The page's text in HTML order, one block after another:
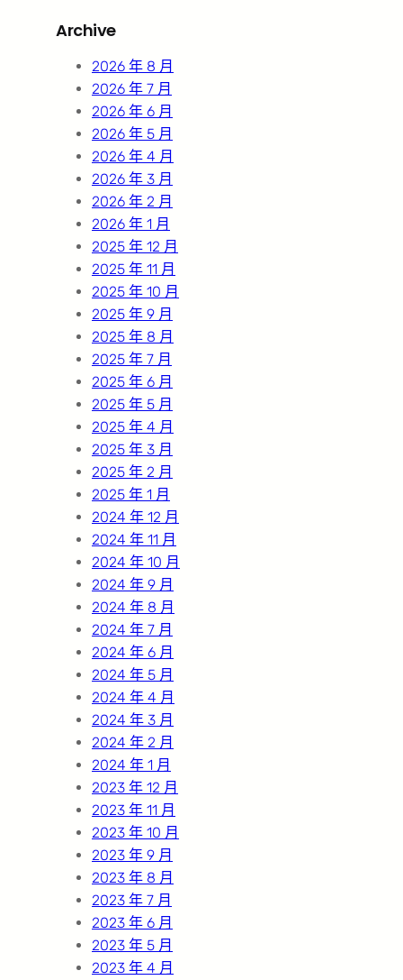
c
Archive
2026 年 8 月
2026 年 7 月
2026 年 6 月
2026 年 5 月
2026 年 4 月
2026 年 3 月
2026 年 2 月
2026 年 1 月
2025 年 12 月
2025 年 11 月
2025 年 10 月
2025 年 9 月
2025 年 8 月
2025 年 7 月
2025 年 6 月
2025 年 5 月
2025 年 4 月
2025 年 3 月
2025 年 2 月
2025 年 1 月
2024 年 12 月
2024 年 11 月
2024 年 10 月
2024 年 9 月
2024 年 8 月
2024 年 7 月
2024 年 6 月
2024 年 5 月
2024 年 4 月
2024 年 3 月
2024 年 2 月
2024 年 1 月
2023 年 12 月
2023 年 11 月
2023 年 10 月
2023 年 9 月
2023 年 8 月
2023 年 7 月
2023 年 6 月
2023 年 5 月
2023 年 4 月